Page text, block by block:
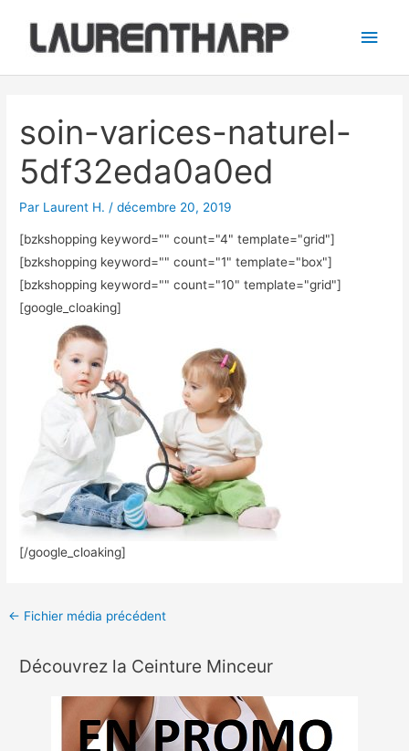
contenu
soin-varices-naturel-
5df32eda0a0ed
Par Laurent H. /décembre 20, 2019
[bzkshopping keyword="" count="4" template="grid"]
[bzkshopping keyword="" count="1" template="box"]
[bzkshopping keyword="" count="10" template="grid"]
[google_cloaking]
[/google_cloaking]
articles
← Fichier média précédent
Découvrez la Ceinture Minceur